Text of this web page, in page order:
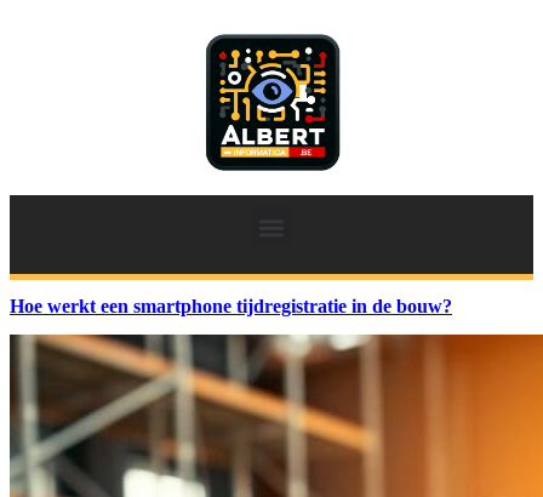
Hoe werkt een smartphone tijdregistratie in de bouw?